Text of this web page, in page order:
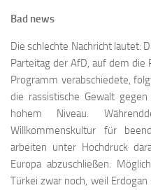
Bad news
Die schlechte Nachricht lautet:
Parteitag der AfD, auf dem die
Programm verabschiedete,
die rassistische Gewalt
hohem Niveau.
Willkommenskultur für
arbeiten unter Hochdruck
Europa abzuschließen.
Türkei zwar noch, weil